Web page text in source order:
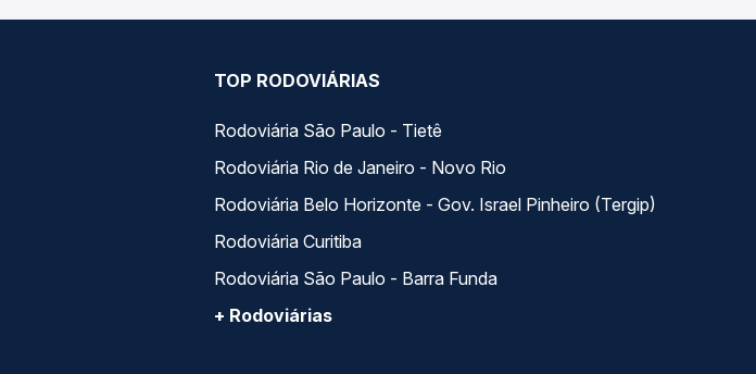
TOP RODOVIÁRIAS
Rodoviária São Paulo - Tietê
Rodoviária Rio de Janeiro - Novo Rio
Rodoviária Belo Horizonte - Gov. Israel Pinheiro (Tergip)
Rodoviária Curitiba
Rodoviária São Paulo - Barra Funda
+ Rodoviárias